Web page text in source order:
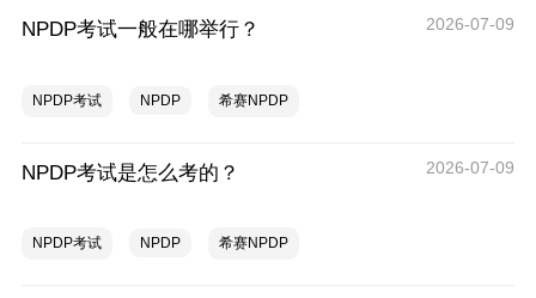
NPDP考试一般在哪举行？ 2026-07-09
NPDP考试 NPDP 希赛NPDP
NPDP考试是怎么考的？ 2026-07-09
NPDP考试 NPDP 希赛NPDP